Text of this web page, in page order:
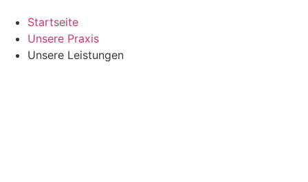
Startseite
Unsere Praxis
Unsere Leistungen